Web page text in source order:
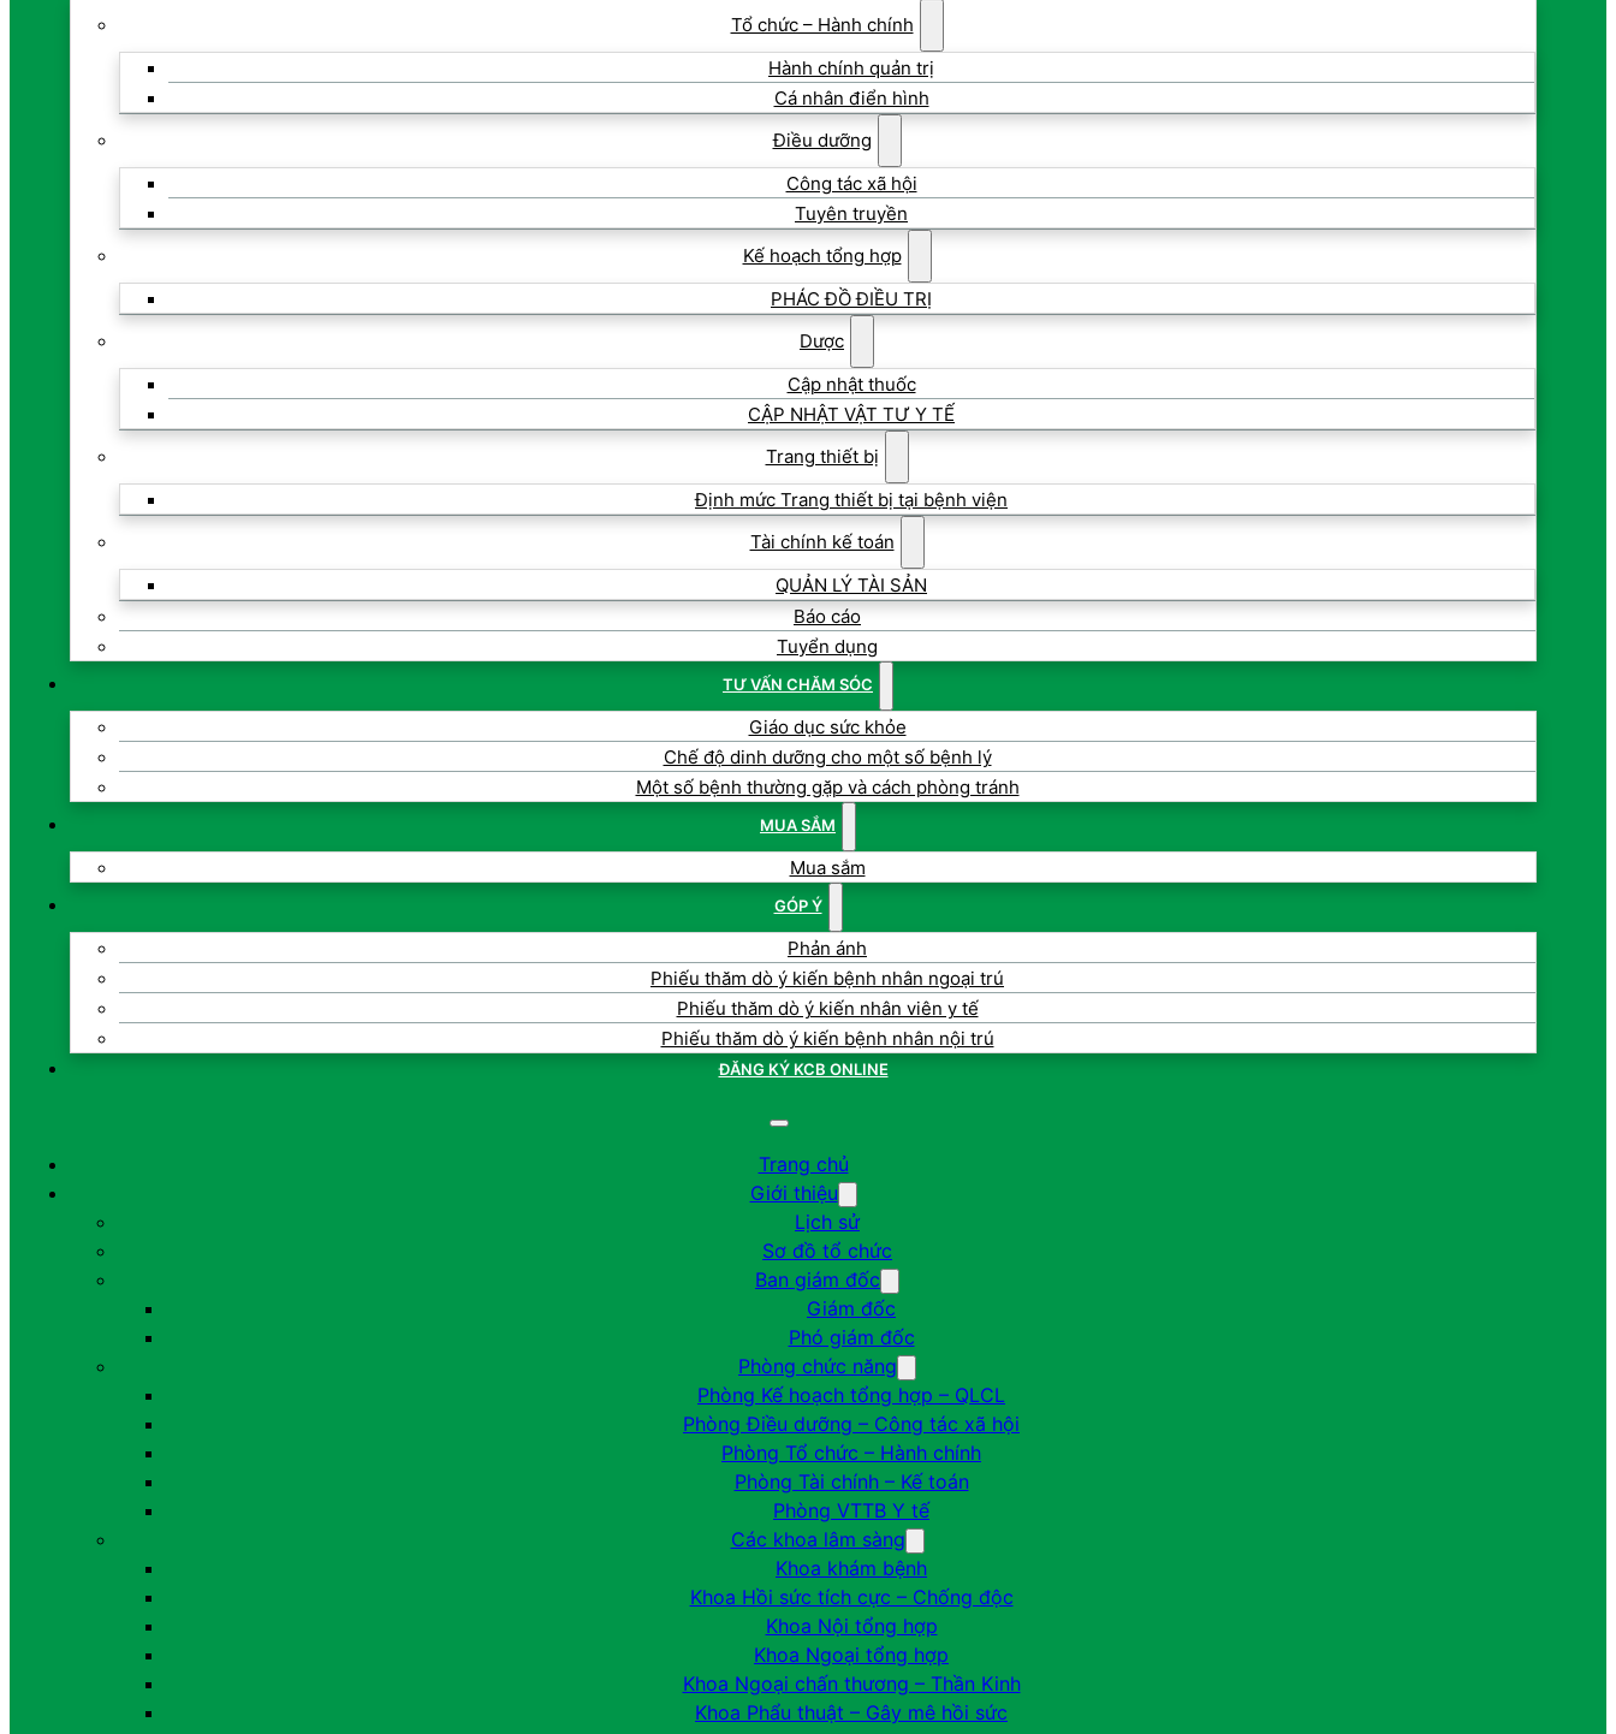
Tổ chức – Hành chính
Hành chính quản trị
Cá nhân điển hình
Điều dưỡng
Công tác xã hội
Tuyên truyền
Kế hoạch tổng hợp
PHÁC ĐỒ ĐIỀU TRỊ
Dược
Cập nhật thuốc
CẬP NHẬT VẬT TƯ Y TẾ
Trang thiết bị
Định mức Trang thiết bị tại bệnh viện
Tài chính kế toán
QUẢN LÝ TÀI SẢN
Báo cáo
Tuyển dụng
TƯ VẤN CHĂM SÓC
Giáo dục sức khỏe
Chế độ dinh dưỡng cho một số bệnh lý
Một số bệnh thường gặp và cách phòng tránh
MUA SẮM
Mua sắm
GÓP Ý
Phản ánh
Phiếu thăm dò ý kiến bệnh nhân ngoại trú
Phiếu thăm dò ý kiến nhân viên y tế
Phiếu thăm dò ý kiến bệnh nhân nội trú
ĐĂNG KÝ KCB ONLINE
Trang chủ
Giới thiệu
Lịch sử
Sơ đồ tổ chức
Ban giám đốc
Giám đốc
Phó giám đốc
Phòng chức năng
Phòng Kế hoạch tổng hợp – QLCL
Phòng Điều dưỡng – Công tác xã hội
Phòng Tổ chức – Hành chính
Phòng Tài chính – Kế toán
Phòng VTTB Y tế
Các khoa lâm sàng
Khoa khám bệnh
Khoa Hồi sức tích cực – Chống độc
Khoa Nội tổng hợp
Khoa Ngoại tổng hợp
Khoa Ngoại chấn thương – Thần Kinh
Khoa Phẩu thuật – Gây mê hồi sức